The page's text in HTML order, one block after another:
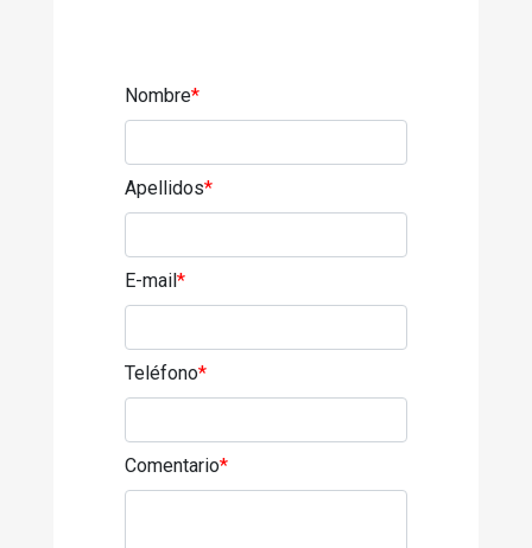
Nombre*
Apellidos*
E-mail*
Teléfono*
Comentario*